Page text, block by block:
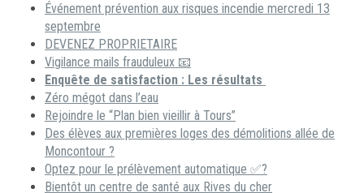
Événement prévention aux risques incendie mercredi 13
septembre
DEVENEZ PROPRIETAIRE
Vigilance mails frauduleux 📧
Enquête de satisfaction : Les résultats
Zéro mégot dans l’eau
Rejoindre le “Plan bien vieillir à Tours”
Des élèves aux premières loges des démolitions allée de
Moncontour ?
Optez pour le prélèvement automatique ✅?
Bientôt un centre de santé aux Rives du cher